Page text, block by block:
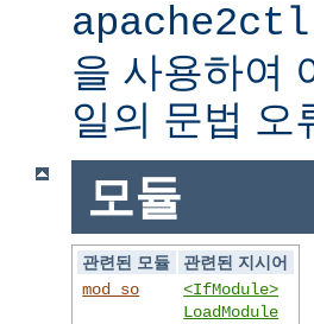
을 사용하여
일의 문법 오
모듈
관련된 모듈
관련된 지시어
mod_so
<IfModule>
LoadModule